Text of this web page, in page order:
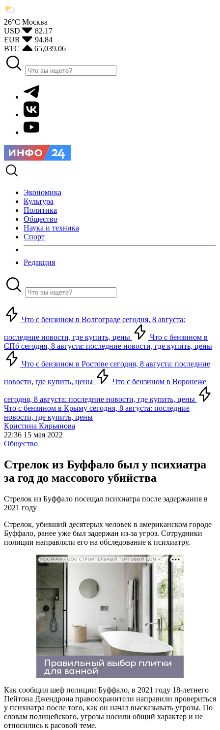
26°С Москва
USD
82.17
EUR
94.84
BTC
65,039.06
Экономика
Культура
Политика
Общество
Наука и техника
Спорт
Редакция
Что с бензином в Волгограде сегодня, 8 августа:
последние новости, где купить, цены
Что с бензином в
СПб сегодня, 8 августа: последние новости, где купить, цены
Что с бензином в Ростове сегодня, 8 августа: последние
новости, где купить, цены Что с бензином в Воронеже
сегодня, 8 августа: последние новости, где купить, цены
Что с бензином в Крыму сегодня, 8 августа: последние
новости, где купить, цены
Кристина Кирьянова
22:36 15 мая 2022
Общество
Стрелок из Буффало был у психиатра
за год до массового убийства
Стрелок из Буффало посещал психиатра после задержания в
2021 году
Стрелок, убивший десятерых человек в американском городе
Буффало, ранее уже был задержан из-за угроз. Сотрудники
полиции направляли его на обследование к психиатру.
РЕКЛАМА • ООО СТРОИТЕЛЬНЫЙ ТОРГОВЫЙ ДОМ «ПЕТРОВИЧ». ИНН: 7802348846
Как сообщил шеф полиции Буффало, в 2021 году 18-летнего
Пейтона Джендрона правоохранители направили провериться
у психиатра после того, как он начал высказывать угрозы. По
словам полицейского, угрозы носили общий характер и не
относились к расовой теме.